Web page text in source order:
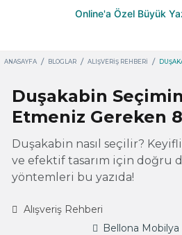
ANASAYFA BLOGLAR ALIŞVERIŞ REHBERI
Duşakabin
Etmeniz Gereken
Duşakabin nasıl seçilir?
ve efektif tasarım için doğru
yöntemleri bu yazıda!
Alışveriş Rehberi
Bellona Mobilya